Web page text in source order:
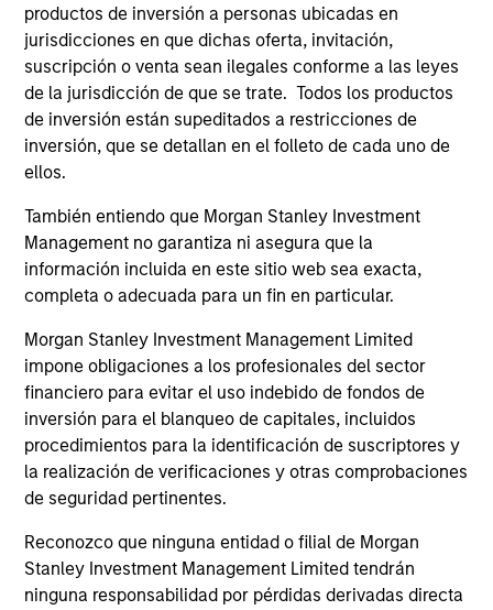
productos de inversión a personas ubicadas en
jurisdicciones en que dichas oferta, invitación,
suscripción o venta sean ilegales conforme a las leyes
de la jurisdicción de que se trate. Todos los productos
de inversión están supeditados a restricciones de
inversión, que se detallan en el folleto de cada uno de
ellos.
También entiendo que Morgan Stanley Investment
Management no garantiza ni asegura que la
información incluida en este sitio web sea exacta,
completa o adecuada para un fin en particular.
Morgan Stanley Investment Management Limited
impone obligaciones a los profesionales del sector
financiero para evitar el uso indebido de fondos de
inversión para el blanqueo de capitales, incluidos
procedimientos para la identificación de suscriptores y
la realización de verificaciones y otras comprobaciones
de seguridad pertinentes.
Reconozco que ninguna entidad o filial de Morgan
Stanley Investment Management Limited tendrán
ninguna responsabilidad por pérdidas derivadas directa
Distinguishing Factors
Focus and Expertise
A specialised team within our Global Fixed Income with a
focus on capital preservation and strong risk-adjusted
Customization
High level on customization given client-specific risk,
return, liquidity, accounting and tax/regulatory issues.
Access
Direct access to the portfolio management team, as the
team works in partnership with our clients to help
optimize their cash and liquidity management.